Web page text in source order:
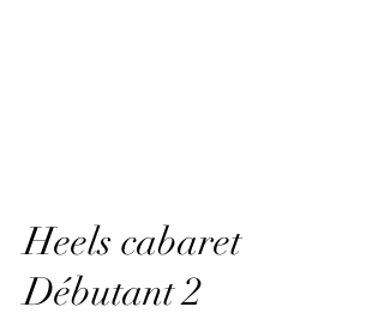
Heels cabaret
Débutant 2